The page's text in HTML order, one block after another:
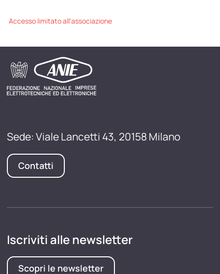
Accesso limitato all'associazione
Sede: Viale Lancetti 43, 20158 Milano
Contatti
Iscriviti alle newsletter
Scopri le newsletter